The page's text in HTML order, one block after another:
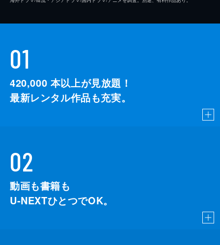
01
420,000 本以上が見放題！
最新レンタル作品も充実。
02
動画も書籍も
U-NEXTひとつでOK。